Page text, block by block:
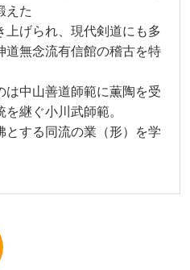
えた
上げられ、現代剣道にも多
道無念流有信館の稽古を特
は中山善道師範に薫陶を受
継ぐ小川武師範。
とする同流の業（形）を学